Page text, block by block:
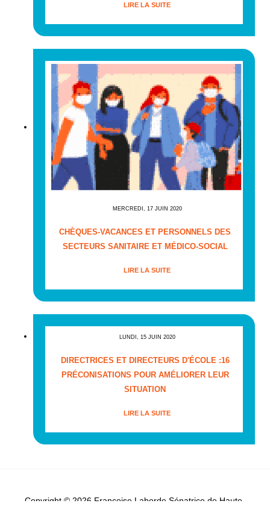
LIRE LA SUITE
MERCREDI, 17 JUIN 2020
CHÈQUES-VACANCES ET PERSONNELS DES
SECTEURS SANITAIRE ET MÉDICO-SOCIAL
LIRE LA SUITE
LUNDI, 15 JUIN 2020
DIRECTRICES ET DIRECTEURS D'ÉCOLE :16
PRÉCONISATIONS POUR AMÉLIORER LEUR
SITUATION
LIRE LA SUITE
Copyright © 2026 Françoise Laborde Sénatrice de Haute-